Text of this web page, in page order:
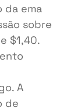
da ema
sobre
$1,40.
A
de